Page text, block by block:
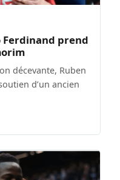
Ferdinand prend
décevante, Ruben
d’un ancien